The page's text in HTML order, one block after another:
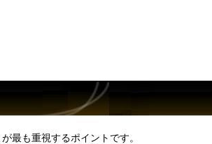
最も重視するポイントです。